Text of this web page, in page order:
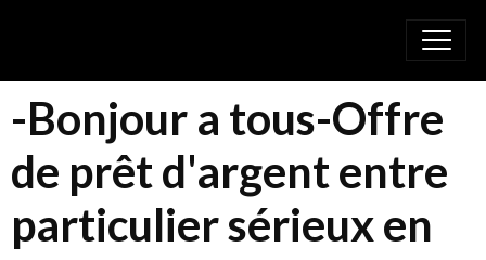
-Bonjour a tous-Offre
de prêt d'argent entre
particulier sérieux en